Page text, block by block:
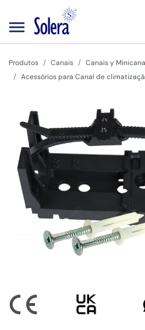
Produtos Canais
Canais y
Acessórios para Canal de